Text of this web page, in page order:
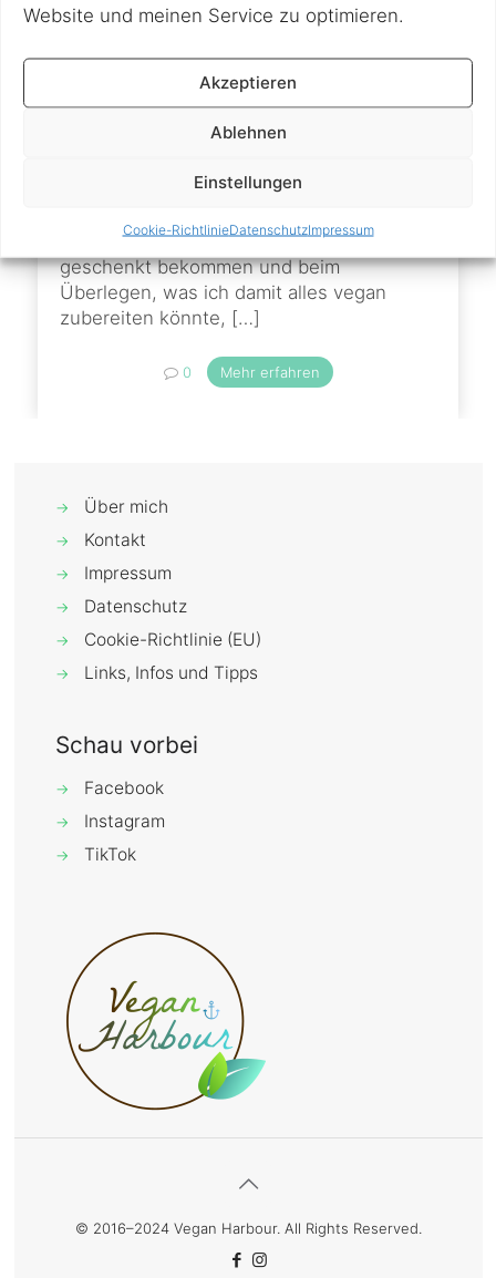
Website und meinen Service zu optimieren.
Akzeptieren
Ablehnen
Einstellungen
Cookie-RichtlinieDatenschutzImpressum
Gebrannte Zimt-Mandeln
Ich hatte einen riesigen Sack Mandeln
geschenkt bekommen und beim
Überlegen, was ich damit alles vegan
zubereiten könnte, […]
0 Mehr erfahren
→ Über mich
→ Kontakt
→ Impressum
→ Datenschutz
→ Cookie-Richtlinie (EU)
→ Links, Infos und Tipps
Schau vorbei
→ Facebook
→ Instagram
→ TikTok
© 2016–2024 Vegan Harbour. All Rights Reserved.